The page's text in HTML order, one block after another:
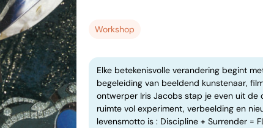
Workshop
Elke betekenisvolle verandering begint
begeleiding van beeldend kunstenaar,
ontwerper Iris Jacobs stap je even uit de
ruimte vol experiment, verbeelding en
levensmotto is : Discipline + Surrender =